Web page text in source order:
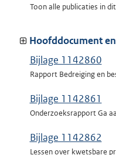
Toon alle publicaties in
Hoofddocument
Bijlage 1142860
Rapport Bedreiging en
Bijlage 1142861
Onderzoeksrapport Ga
Bijlage 1142862
Lessen over kwetsbare